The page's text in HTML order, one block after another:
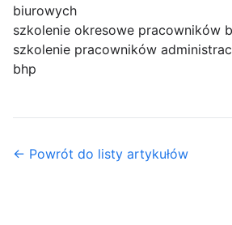
biurowych
szkolenie okresowe pracowników
szkolenie pracowników
bhp
← Powrót do listy artykułów